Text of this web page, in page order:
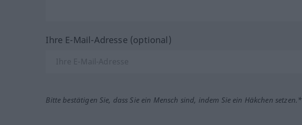
Ihre E-Mail-Adresse (optional)
Bitte bestätigen Sie, dass Sie ein Mensch sind, indem Sie ein Häkchen setzen.*